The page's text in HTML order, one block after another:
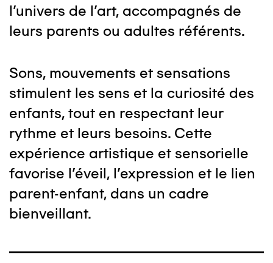
l’univers de l’art, accompagnés de
leurs parents ou adultes référents.
Sons, mouvements et sensations
stimulent les sens et la curiosité des
enfants, tout en respectant leur
rythme et leurs besoins. Cette
expérience artistique et sensorielle
favorise l’éveil, l’expression et le lien
parent-enfant, dans un cadre
bienveillant.